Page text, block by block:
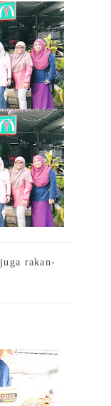
rakan-